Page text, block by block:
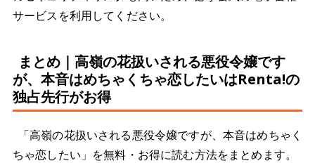
サービスを利用してください。
まとめ｜高嶺の花扱いされる悪役令嬢です
が、本音はめちゃくちゃ恋したいはRenta!の
独占先行がお得
「高嶺の花扱いされる悪役令嬢ですが、本音はめちゃく
ちゃ恋したい」を無料・お得に読む方法をまとめます。